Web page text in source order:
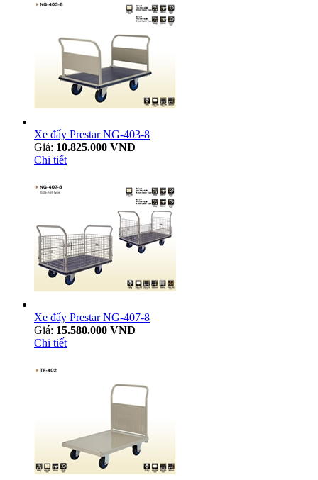
Xe đẩy Prestar NG-403-8
Giá: 10.825.000 VNĐ
Chi tiết
Xe đẩy Prestar NG-407-8
Giá: 15.580.000 VNĐ
Chi tiết